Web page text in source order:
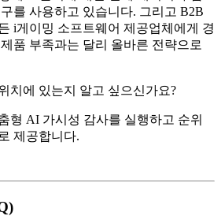
를 사용하고 있습니다. 그리고 B2B
i게이밍 소프트웨어 제공업체에게 경
품 부족과는 달리 올바른 전략으로
치에 있는지 알고 싶으신가요?
형 AI 가시성 감사를 실행하고 순위
제공합니다.